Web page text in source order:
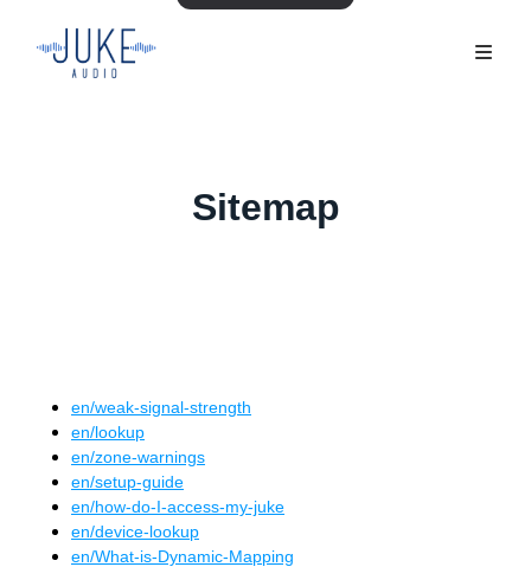
Sitemap
en/weak-signal-strength
en/lookup
en/zone-warnings
en/setup-guide
en/how-do-I-access-my-juke
en/device-lookup
en/What-is-Dynamic-Mapping